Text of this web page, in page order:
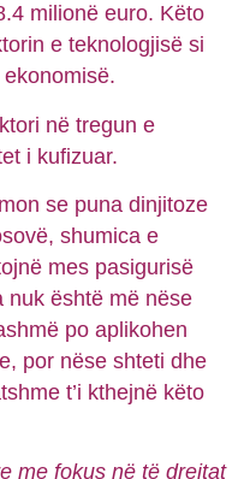
milionë euro. Këto
e teknologjisë si
në tregun e
i kufizuar.
se puna dinjitoze
shumica e
mes pasigurisë
nuk është më nëse
po aplikohen
por nëse shteti dhe
t’i kthejnë këto
me fokus në të drejtat